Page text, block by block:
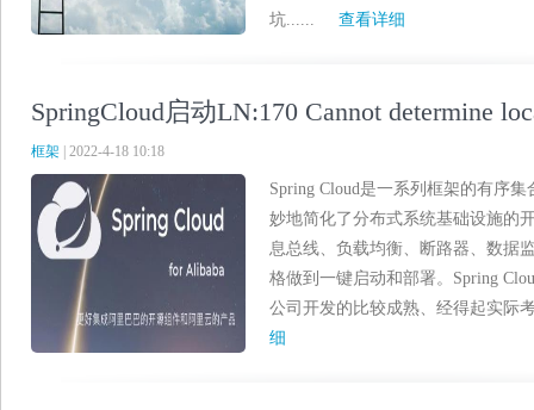
坑......
查看详细
SpringCloud启动LN:170 Cannot determine
框架 | 2022-4-18 10:18
Spring Cloud是一系列框架的有序
妙地简化了分布式系统基础设施的
息总线、负载均衡、断路器、数据
格做到一键启动和部署。Spring
公司开发的比较成熟、经得起实际
细